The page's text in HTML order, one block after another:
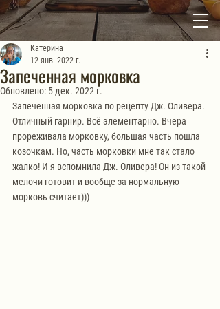
Запеченная морковка
Катерина
12 янв. 2022 г.
Обновлено: 5 дек. 2022 г.
Запеченная морковка по рецепту Дж. Оливера.
Отличный гарнир. Всё элементарно. Вчера
прореживала морковку, большая часть пошла
козочкам. Но, часть морковки мне так стало
жалко! И я вспомнила Дж. Оливера! Он из такой
мелочи готовит и вообще за нормальную
морковь считает)))